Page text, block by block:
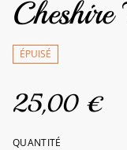
Cheshire
ÉPUISÉ
25,00 €
QUANTITÉ